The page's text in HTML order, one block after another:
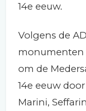
14e eeuw.
Volgens de
monumenten
om de
14e eeuw
Marini,